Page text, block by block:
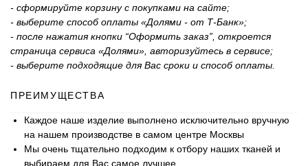
- сформируйте корзину с покупками на сайте;
- выберите способ оплаты «Долями - от Т-Банк»;
- после нажатия кнопки “Оформить заказ”, откроется
страница сервиса «Долями», авторизуйтесь в сервисе;
- выберите подходящие для Вас сроки и способ оплаты.
ПРЕИМУЩЕСТВА
Каждое наше изделие выполнено исключительно вручную
на нашем производстве в самом центре Москвы
Мы очень тщательно подходим к отбору наших тканей и
выбираем для Вас самое лучшее